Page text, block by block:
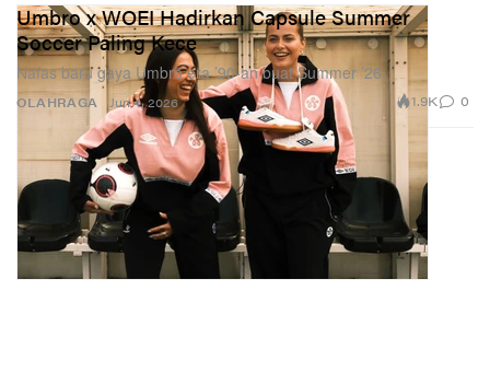
OLAHRAGA
Umbro x WOEI Hadirkan Capsule Summer
Soccer Paling Kece
Nafas baru gaya Umbro era ’90-an buat Summer ’26.
Jun 4, 2026 1.9K 0